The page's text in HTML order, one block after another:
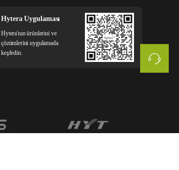
Hytera Uygulaması
Hytera'nın ürünlerini ve
çözümlerini uygulamada
keşfedin.